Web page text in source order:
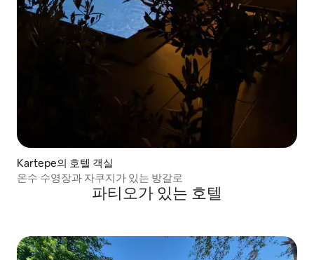
Kartepe의 호텔 객실
온수 수영장과 자쿠지가 있는 방갈로
파티오가 있는 호텔